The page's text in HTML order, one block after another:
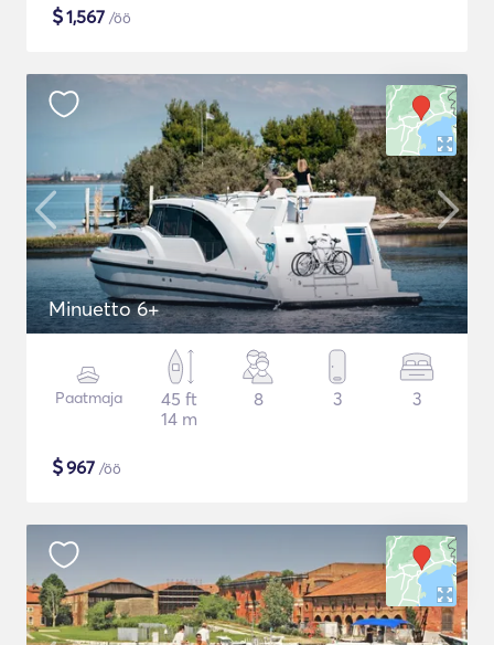
$1,567 /öö
Minuetto 6+
Paatmaja
45 ft
14 m
8 3 3
$967 /öö